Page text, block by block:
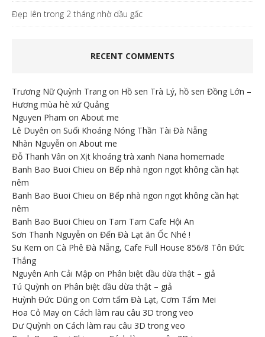
Đẹp lên trong 2 tháng nhờ dầu gấc
RECENT COMMENTS
Trương Nữ Quỳnh Trang on Hồ sen Trà Lý, hồ sen Đồng Lớn –
Hương mùa hè xứ Quảng
Nguyen Pham on About me
Lê Duyên on Suối Khoáng Nóng Thần Tài Đà Nẵng
Nhàn Nguyễn on About me
Đỗ Thanh Vân on Xịt khoáng trà xanh Nana homemade
Banh Bao Buoi Chieu on Bếp nhà ngon ngọt không cần hạt
nêm
Banh Bao Buoi Chieu on Bếp nhà ngon ngọt không cần hạt
nêm
Banh Bao Buoi Chieu on Tam Tam Cafe Hội An
Sơn Thanh Nguyễn on Đến Đà Lạt ăn Ốc Nhé !
Su Kem on Cà Phê Đà Nẵng, Cafe Full House 856/8 Tôn Đức
Thắng
Nguyên Anh Cải Mập on Phân biệt dầu dừa thật – giả
Tú Quỳnh on Phân biệt dầu dừa thật – giả
Huỳnh Đức Dũng on Cơm tấm Đà Lạt, Cơm Tấm Mei
Hoa Cỏ May on Cách làm rau câu 3D trong veo
Dư Quỳnh on Cách làm rau câu 3D trong veo